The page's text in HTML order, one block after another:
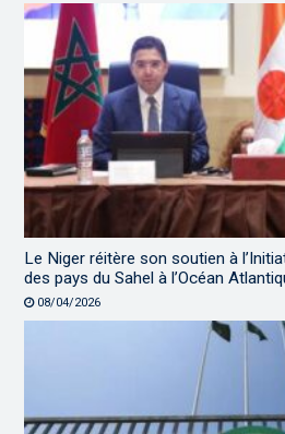
Le Niger réitère son soutien à
des pays du Sahel à l’Océan
08/04/2026